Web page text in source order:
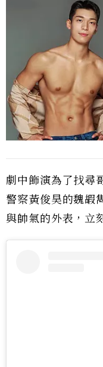
劇中飾演為了找尋
警察黃俊昊的魏嘏
與帥氣的外表，立